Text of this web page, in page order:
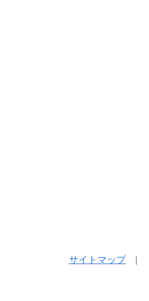
サイトマップ|